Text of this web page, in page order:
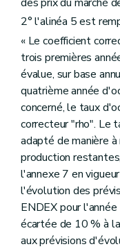
2° l'alinéa 5 est
« Le coefficient
trois premières
évalue, sur base
quatrième année
concerné, le taux
correcteur "rho". Le
adapté de manière
production
l'annexe 7 en
l'évolution des
ENDEX pour
écartée de 10 % à
aux prévisions